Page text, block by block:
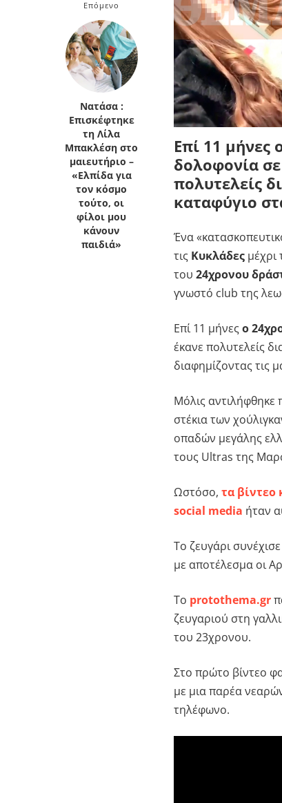
Κρήτη
Κυκλάδες
Πελοπόννησος
Πελοπόννησος
Επόμενο
Νατάσα :
Επισκέφτηκε
τη Λίλα
Μπακλέση στο
μαιευτήριο –
«Ελπίδα για
τον κόσμο
τούτο, οι
φίλοι μου
κάνουν
παιδιά»
Επί 11 μήνες
δολοφονία
πολυτελείς
καταφύγιο
Ένα
τις Κυκλάδες μέχρι
του 24χρονου
γνωστό club της
Επί 11 μήνες ο
έκανε πολυτελείς
διαφημίζοντας τις
Μόλις αντιλήφθηκε
στέκια των
οπαδών μεγάλης
τους Ultras της
Ωστόσο, τα βίντεο
social media ήταν
Το ζευγάρι
με αποτέλεσμα οι
Το protothema.gr
ζευγαριού στη
του 23χρονου.
Στο πρώτο βίντεο
με μια παρέα
τηλέφωνο.